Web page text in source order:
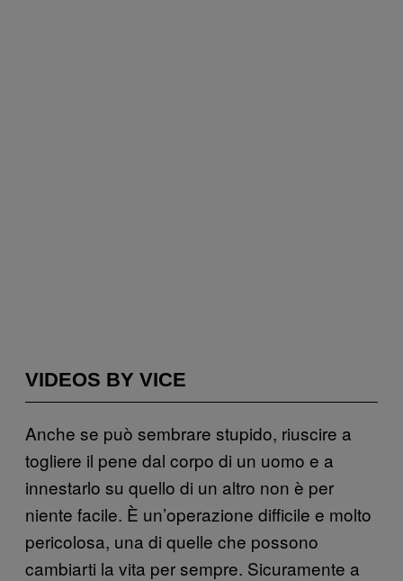
VIDEOS BY VICE
Anche se può sembrare stupido, riuscire a
togliere il pene dal corpo di un uomo e a
innestarlo su quello di un altro non è per
niente facile. È un’operazione difficile e molto
pericolosa, una di quelle che possono
cambiarti la vita per sempre. Sicuramente a